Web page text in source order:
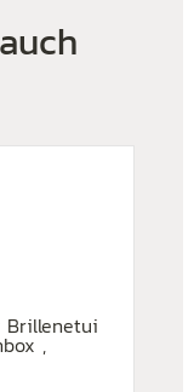
Brillenetui
,